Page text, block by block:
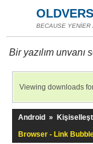
BECAUSE YENİER
Bir yazılım unvanı
Viewing downloads
Android »
Browser - Link